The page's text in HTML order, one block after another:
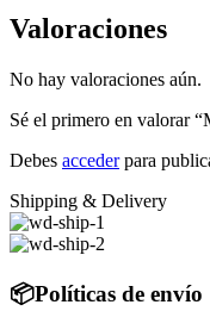
Valoraciones
No hay valoraciones aún.
Sé el primero en valorar
Debes accederpara
Shipping & Delivery
📦Políticas de envío